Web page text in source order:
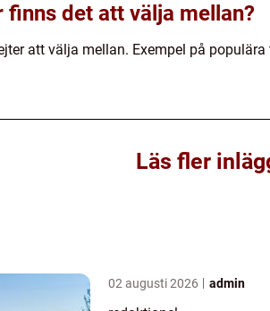
det att välja mellan?
att välja mellan. Exempel på
Läs fler
02 augusti 2026 admin